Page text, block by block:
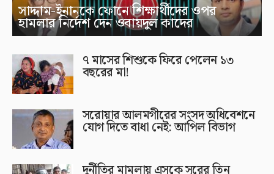
সাদ্দাম-ইনানকে ফোনে শিক্ষার্থীদের ওপর
হামলার নির্দেশ দেন ওবায়দুল কাদের
৭ মাসের শিশুকে ফিরে পেলেন ১৩
বছরের মা!
সরোয়ার আলমগীরের সংসদ অধিবেশনে
যোগ দিতে বাধা নেই: আপিল বিভাগ